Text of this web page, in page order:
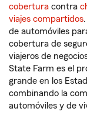
cobertura contra
viajes compartidos
de automóviles
cobertura de
viajeros de
State Farm es el
grande en los
combinando la
automóviles y de